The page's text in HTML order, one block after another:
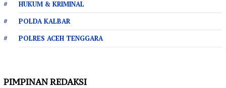
HUKUM & KRIMINAL
POLDA KALBAR
POLRES ACEH TENGGARA
PIMPINAN REDAKSI